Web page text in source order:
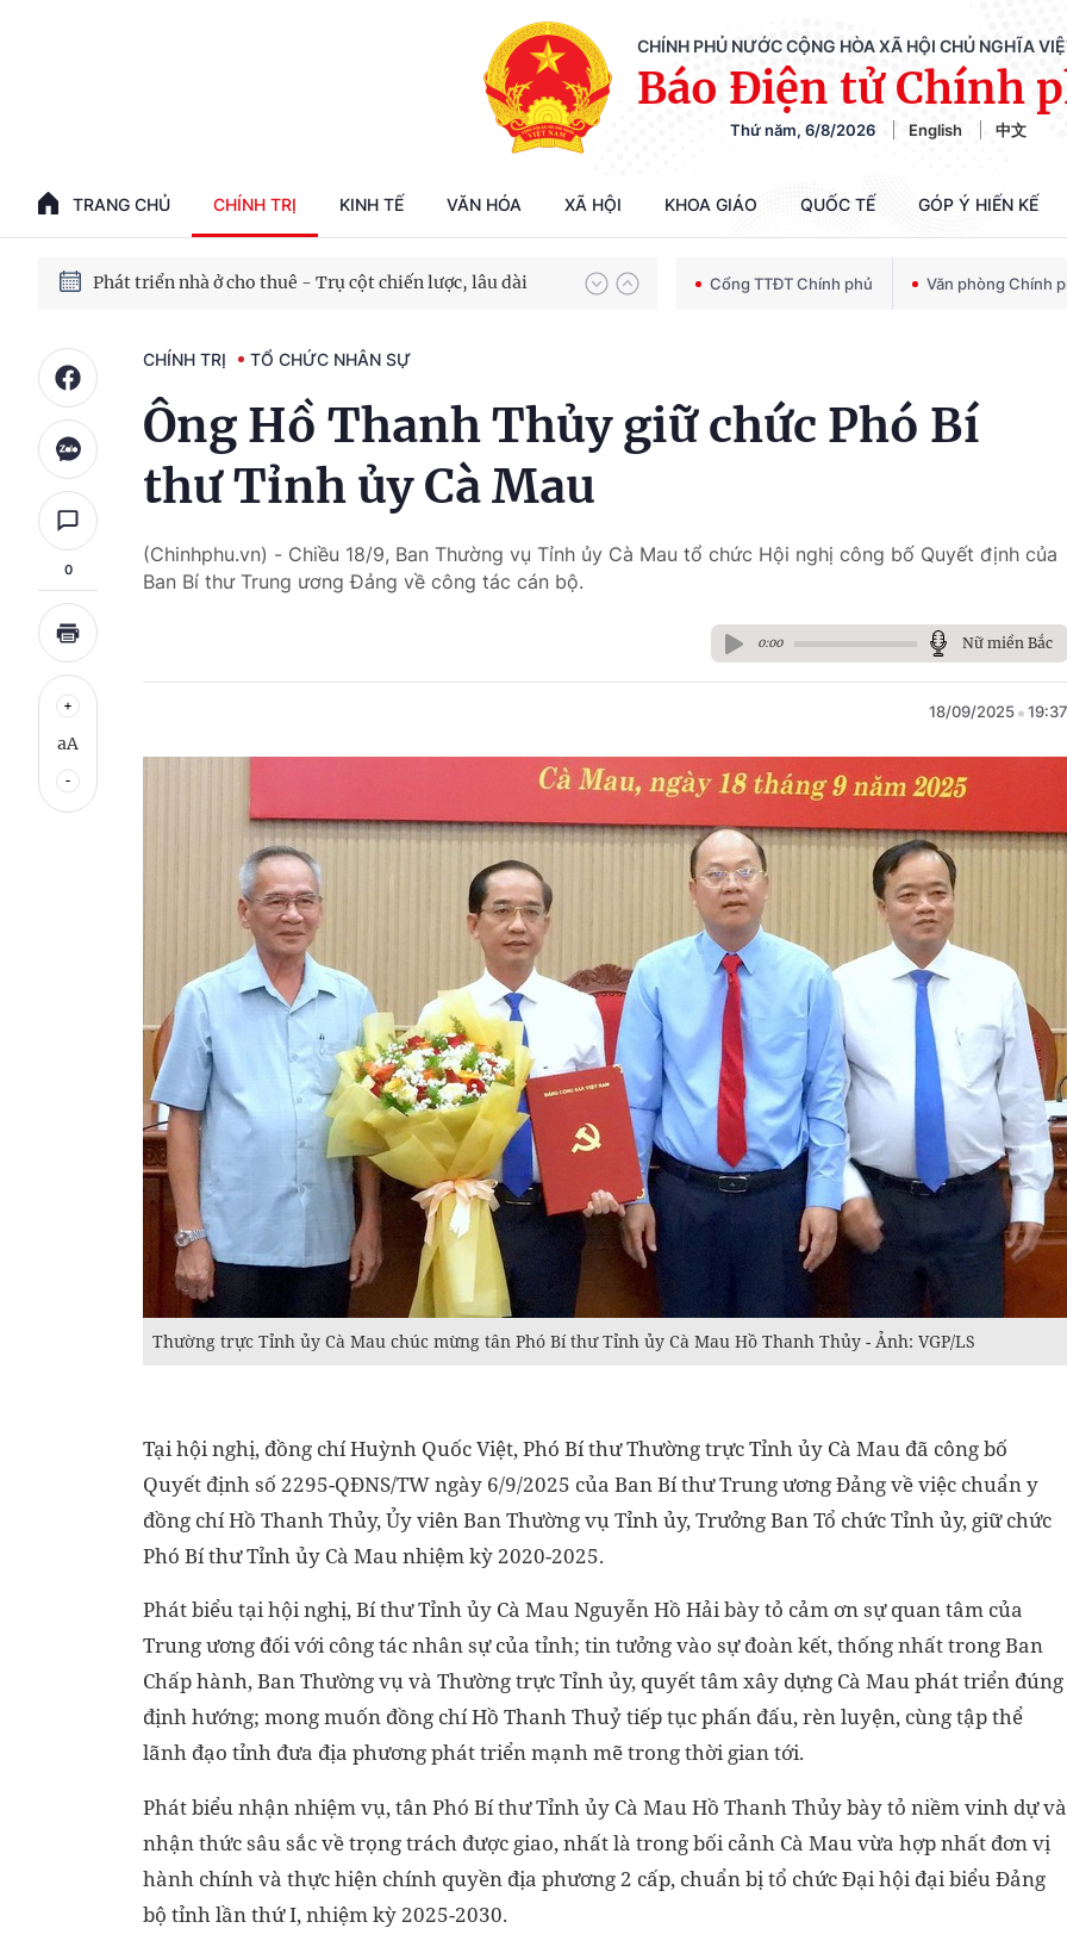
CHÍNH PHỦ NƯỚC CỘNG HÒA XÃ HỘI CHỦ NGHĨA
Báo Điện tử Chính
Thứ năm, 6/8/2026 English 中文
TRANG CHỦ CHÍNH TRỊ KINH TẾ VĂN HÓA XÃ HỘI KHOA GIÁO QUỐC TẾ GÓP Ý HIẾN KẾ
Phát triển kinh tế nhà nước trong kỷ nguyên mới
Chiến dịch 500 ngày đêm tìm kiếm, quy tập và xác định danh tính hài cốt liệt sĩ
Bảo vệ nền tảng tư tưởng của Đảng trong kỷ nguyên phát triển mới
Phát triển nhà ở cho thuê - Trụ cột chiến lược, lâu dài Cổng TTĐT Chính phủ Văn phòng Chính
0
aA
CHÍNH TRỊ TỔ CHỨC NHÂN SỰ
Ông Hồ Thanh Thủy giữ chức Phó Bí
thư Tỉnh ủy Cà Mau
(Chinhphu.vn) - Chiều 18/9, Ban Thường vụ Tỉnh ủy Cà Mau tổ chức Hội nghị công bố Quyết định của
Ban Bí thư Trung ương Đảng về công tác cán bộ.
0:00 Nữ miền Bắc
18/09/2025 19:37
Thường trực Tỉnh ủy Cà Mau chúc mừng tân Phó Bí thư Tỉnh ủy Cà Mau Hồ Thanh Thủy - Ảnh: VGP/LS
Tại hội nghị, đồng chí Huỳnh Quốc Việt, Phó Bí thư Thường trực Tỉnh ủy Cà Mau đã công bố
Quyết định số 2295-QĐNS/TW ngày 6/9/2025 của Ban Bí thưTrung ương Đảng về việc chuẩn y
đồng chí Hồ Thanh Thủy, Ủy viên Ban Thường vụ Tỉnh ủy, Trưởng Ban Tổ chức Tỉnh ủy, giữ chức
Phó Bí thư Tỉnh ủy Cà Mau nhiệm kỳ 2020-2025.
Phát biểu tại hội nghị, Bí thư Tỉnh ủy Cà Mau Nguyễn Hồ Hải bày tỏ cảm ơn sự quan tâm của
Trung ương đối với công tác nhân sự của tỉnh; tin tưởng vào sự đoàn kết, thống nhất trong Ban
Chấp hành, Ban Thường vụ và Thường trực Tỉnh ủy, quyết tâm xây dựng Cà Mau phát triển đúng
định hướng; mong muốn đồng chí Hồ Thanh Thuỷ tiếp tục phấn đấu, rèn luyện, cùng tập thể
lãnh đạo tỉnh đưa địa phương phát triển mạnh mẽ trong thời gian tới.
Phát biểu nhận nhiệm vụ, tân Phó Bí thư Tỉnh ủy Cà Mau Hồ Thanh Thủy bày tỏ niềm vinh dự và
nhận thức sâu sắc về trọng trách được giao, nhất là trong bối cảnh Cà Mau vừa hợp nhất đơn vị
hành chính và thực hiện chính quyền địa phương 2 cấp, chuẩn bị tổ chức Đại hội đại biểu Đảng
bộ tỉnh lần thứ I, nhiệm kỳ 2025-2030.